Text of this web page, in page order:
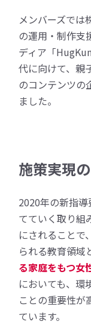
メンバーズでは
の運用・制作支
ディア「
代に向けて、親
のコンテンツの
ました。
施策実現
2020年の新指
てていく取り組
にされることで
られる教育領域
る家庭をもつ女
においても、環
ことの重要性が
ています。